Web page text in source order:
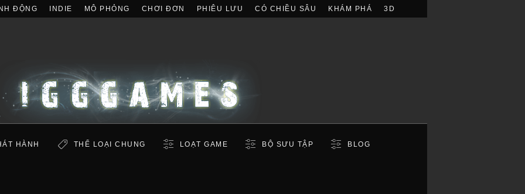
ĐỘNG INDIE MÔ PHỎNG CHƠI ĐƠN PHIÊU LƯU CÓ CHIỀU SÂU KHÁM PHÁ 3D
HÀNH THỂ LOẠI CHUNG LOẠT GAME BỘ SƯU TẬP BLOG